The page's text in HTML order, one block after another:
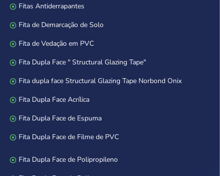
Fitas Antiderrapantes
Fita de Demarcação de Solo
Fita de Vedação em PVC
Fita Dupla Face " Structural Glazing Tape"
Fita dupla face Structural Glazing Tape Norbond Onix
Fita Dupla Face Acrílica
Fita Dupla Face de Espuma
Fita Dupla Face de Filme de PVC
Fita Dupla Face de Polipropileno